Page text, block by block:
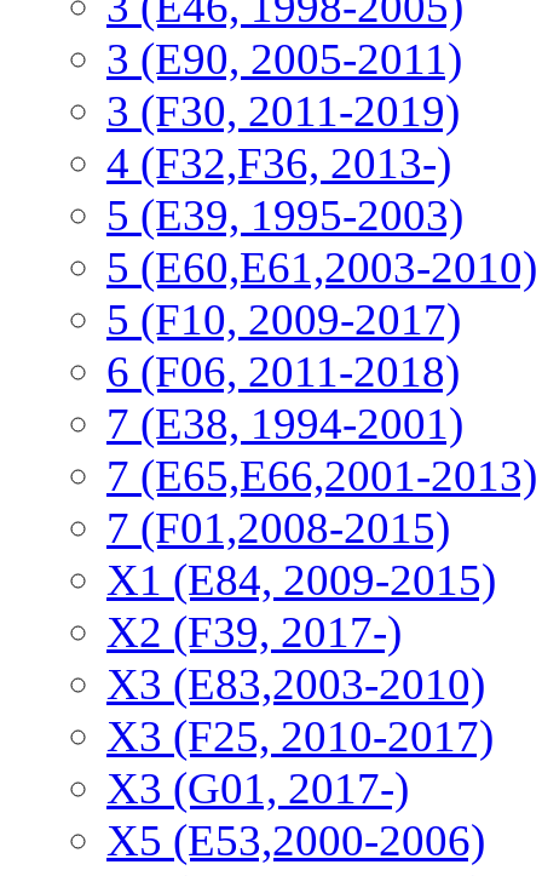
3 (E90, 2005-2011)
3 (F30, 2011-2019)
4 (F32,F36, 2013-)
5 (E39, 1995-2003)
5 (E60,E61,2003-2010)
5 (F10, 2009-2017)
6 (F06, 2011-2018)
7 (E38, 1994-2001)
7 (E65,E66,2001-2013)
7 (F01,2008-2015)
X1 (E84, 2009-2015)
Х2 (F39, 2017-)
X3 (E83,2003-2010)
X3 (F25, 2010-2017)
X3 (G01, 2017-)
X5 (E53,2000-2006)